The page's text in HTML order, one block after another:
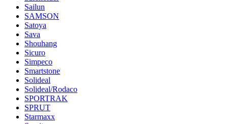
Sailun
SAMSON
Satoya
Sava
Shouhang
Sicuro
Simpeco
Smartstone
Solideal
Solideal/Rodaco
SPORTRAK
SPRUT
Starmaxx